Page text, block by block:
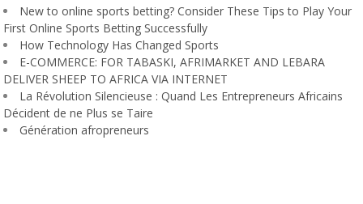
New to online sports betting? Consider These Tips to Play Your
First Online Sports Betting Successfully
How Technology Has Changed Sports
E-COMMERCE: FOR TABASKI, AFRIMARKET AND LEBARA
DELIVER SHEEP TO AFRICA VIA INTERNET
La Révolution Silencieuse : Quand Les Entrepreneurs Africains
Décident de ne Plus se Taire
Génération afropreneurs